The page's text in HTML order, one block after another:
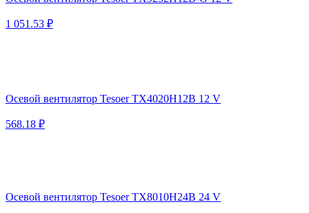
1 051.53 ₽
Осевой вентилятор Tesoer TX4020H12B 12 V
568.18 ₽
Осевой вентилятор Tesoer TX8010H24B 24 V